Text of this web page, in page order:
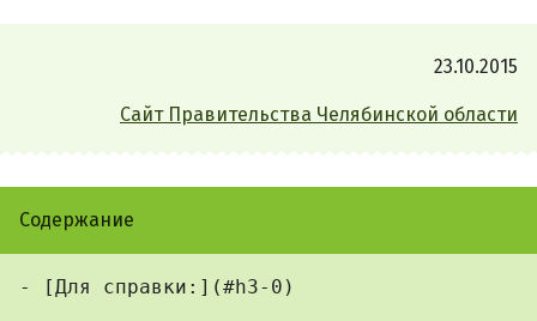
23.10.2015
Сайт Правительства Челябинской области
Содержание